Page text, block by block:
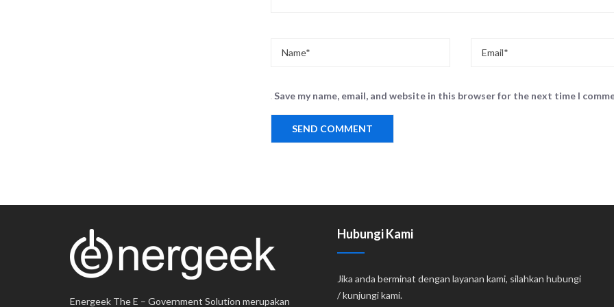
Save my name, email, and website in this browser for the next time I
Energeek The E – Government Solution merupakan
Hubungi Kami
Jika anda berminat dengan layanan kami, silahkan hubungi
/ kunjungi kami.